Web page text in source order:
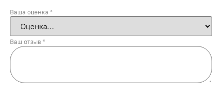
Ваша оценка *
Ваш отзыв *